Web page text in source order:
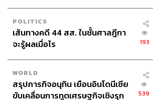
POLITICS
เส้นทางคดี 44 สส. ในชั้นศาลฎีกา
จะรู้ผลเมื่อไร
193
WORLD
สรุปภารกิจอนุทิน เยือนอินโดนีเซีย
ขับเคลื่อนการทูตเศรษฐกิจเชิงรุก
539